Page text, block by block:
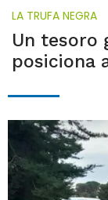
LA TRUFA NEGRA
Un tesoro
posiciona